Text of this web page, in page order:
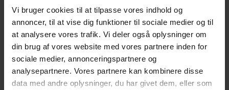
Vi bruger cookies til at tilpasse vores indhold og
annoncer, til at vise dig funktioner til sociale medier og til
at analysere vores trafik. Vi deler også oplysninger om
din brug af vores website med vores partnere inden for
sociale medier, annonceringspartnere og
analysepartnere. Vores partnere kan kombinere disse
data med andre oplysninger, du har givet dem, eller som
Spændende rejsemål, Rune er en
engageret rejseguide og heldig med
rejsefællesskabet